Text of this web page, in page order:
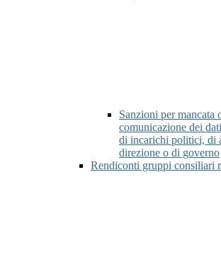
Sanzioni per mancata
comunicazione dei
di incarichi politici, di
direzione o di governo
Rendiconti gruppi consiliari